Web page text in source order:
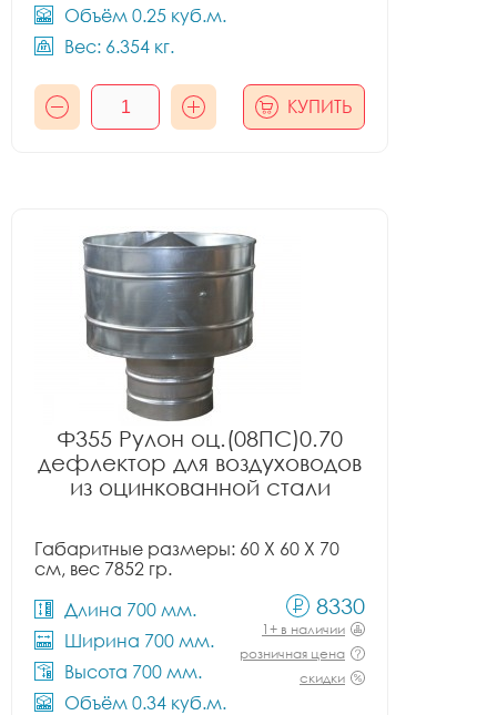
Объём 0.25 куб.м.
Вес: 6.354 кг.
КУПИТЬ
Ф355 Рулон оц.(08ПС)0.70
дефлектор для воздуховодов
из оцинкованной стали
Габаритные размеры: 60 X 60 X 70
см, вес 7852 гр.
Длина 700 мм.
Ширина 700 мм.
Высота 700 мм.
Объём 0.34 куб.м.
8330
1+ в наличии
розничная цена
скидки